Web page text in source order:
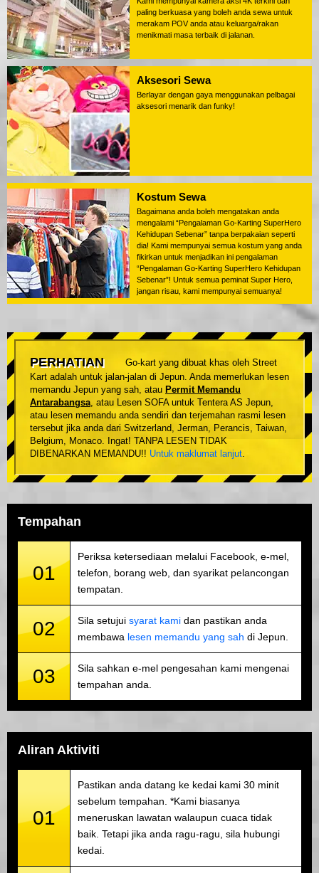
paling berkuasa yang boleh anda sewa untuk
merakam POV anda atau keluarga/rakan
menikmati masa terbaik di jalanan.
Aksesori Sewa
Berlayar dengan gaya menggunakan pelbagai
aksesori menarik dan funky!
Kostum Sewa
Bagaimana anda boleh mengatakan anda
mengalami “Pengalaman Go-Karting SuperHero
Kehidupan Sebenar” tanpa berpakaian seperti
dia! Kami mempunyai semua kostum yang anda
fikirkan untuk menjadikan ini pengalaman
“Pengalaman Go-Karting SuperHero Kehidupan
Sebenar”! Untuk semua peminat Super Hero,
jangan risau, kami mempunyai semuanya!
PERHATIAN
Go-kart yang dibuat khas oleh Street
Kart adalah untuk jalan-jalan di Jepun. Anda memerlukan lesen
memandu Jepun yang sah, atau Permit Memandu
Antarabangsa , atau Lesen SOFA untuk Tentera AS Jepun,
atau lesen memandu anda sendiri dan terjemahan rasmi lesen
tersebut jika anda dari Switzerland, Jerman, Perancis, Taiwan,
Belgium, Monaco. Ingat! TANPA LESEN TIDAK
DIBENARKAN MEMANDU!! Untuk maklumat lanjut
Tempahan
01
Periksa ketersediaan melalui Facebook, e-mel,
telefon, borang web, dan syarikat pelancongan
tempatan.
02 Sila setujui syarat kami dan pastikan anda
membawa lesen memandu yang sah di Jepun.
03
Sila sahkan e-mel pengesahan kami mengenai
tempahan anda.
Aliran Aktiviti
01
Pastikan anda datang ke kedai kami 30 minit
sebelum tempahan. *Kami biasanya
meneruskan lawatan walaupun cuaca tidak
baik. Tetapi jika anda ragu-ragu, sila hubungi
kedai.